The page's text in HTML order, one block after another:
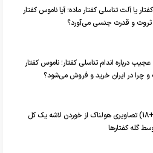
یا آلت تناسلی کفتار ماده؛ آیا ناموس کفتار
و قدرت جنسی می‌آورد؟
درباره اندام تناسلی کفتار؛ ناموس کفتار
چرا در ایران خرید و فروش می‌شود؟
(ویدئو +18) تصاویری هولناک از خوردن لاشه یک کل
گله کفتارها